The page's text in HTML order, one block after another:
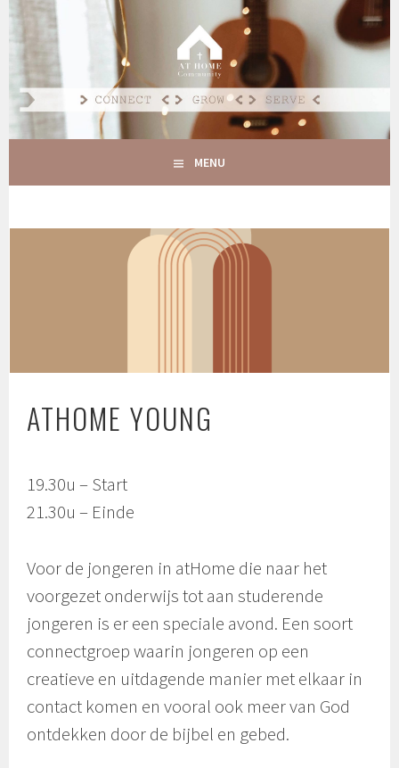
Spring
inhoud
AT HOME COMMUNITY
CONNECT GROW SERVE
MENU
ATHOME YOUNG
19.30u – Start
21.30u – Einde
Voor de jongeren in atHome die naar het
voorgezet onderwijs tot aan studerende
jongeren is er een speciale avond. Een soort
connectgroep waarin jongeren op een
creatieve en uitdagende manier met elkaar in
contact komen en vooral ook meer van God
ontdekken door de bijbel en gebed.